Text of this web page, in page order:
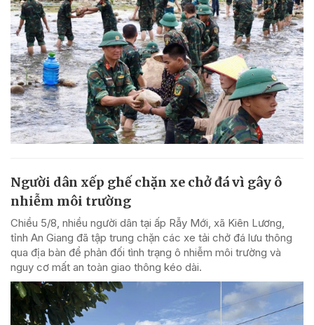
Người dân xếp ghế chặn xe chở đá vì gây ô
nhiễm môi trường
Chiều 5/8, nhiều người dân tại ấp Rẫy Mới, xã Kiên Lương,
tỉnh An Giang đã tập trung chặn các xe tải chở đá lưu thông
qua địa bàn để phản đối tình trạng ô nhiễm môi trường và
nguy cơ mất an toàn giao thông kéo dài.